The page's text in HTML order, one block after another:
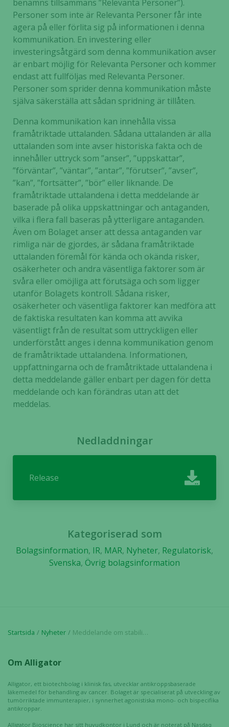
benämns tillsammans ”Relevanta Personer”).
Personer som inte är Relevanta Personer får inte
agera på eller förlita sig på informationen i denna
kommunikation. En investering eller
investeringsåtgärd som denna kommunikation avser
är enbart möjlig för Relevanta Personer och kommer
endast att fullföljas med Relevanta Personer.
Personer som sprider denna kommunikation måste
själva säkerställa att sådan spridning är tillåten.
Denna kommunikation kan innehålla vissa
framåtriktade uttalanden. Sådana uttalanden är alla
uttalanden som inte avser historiska fakta och de
innehåller uttryck som ”anser”, ”uppskattar”,
”förväntar”, ”väntar”, ”antar”, ”förutser”, ”avser”,
”kan”, ”fortsätter”, ”bör” eller liknande. De
framåtriktade uttalandena i detta meddelande är
baserade på olika uppskattningar och antaganden,
vilka i flera fall baseras på ytterligare antaganden.
Även om Bolaget anser att dessa antaganden var
rimliga när de gjordes, är sådana framåtriktade
uttalanden föremål för kända och okända risker,
osäkerheter och andra väsentliga faktorer som är
svåra eller omöjliga att förutsäga och som ligger
utanför Bolagets kontroll. Sådana risker,
osäkerheter och väsentliga faktorer kan medföra att
de faktiska resultaten kan komma att avvika
väsentligt från de resultat som uttryckligen eller
underförstått anges i denna kommunikation genom
de framåtriktade uttalandena. Informationen,
uppfattningarna och de framåtriktade uttalandena i
detta meddelande gäller enbart per dagen för detta
meddelande och kan förändras utan att det
meddelas.
Nedladdningar
Release
Kategoriserad som
Bolagsinformation, IR, MAR, Nyheter, Regulatorisk,
Svenska, Övrig bolagsinformation
Startsida Nyheter Meddelande om stabiliseringsåtgärder
Om Alligator
Alligator, ett biotechbolag i klinisk fas, utvecklar antikroppsbaserade
läkemedel för behandling av cancer. Bolaget är specialiserat på utveckling av
tumörriktade immunterapier, i synnerhet agonistiska mono- och bispecifika
antikroppar.
Alligator Bioscience har sitt huvudkontor i Lund och är noterat på Nasdaq
hemsidan.
Marknadsföring
Genom att dela
med dig av dina
intressen och ditt
beteende när du
surfar ökar du
personligt
anpassat innehåll
och erbjudanden.